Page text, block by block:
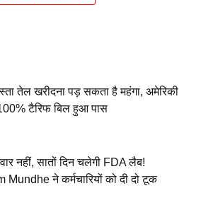
तेल खरीदना पड़ सकता है महंगा, अमेरिकी
टैरिफ बिल हुआ पास
नहीं, सातों दिन चलेगी FDA लैब!
Mundhe ने कर्मचारियों को दी दो टूक